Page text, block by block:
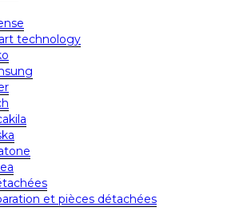
technology
et pièces détachées